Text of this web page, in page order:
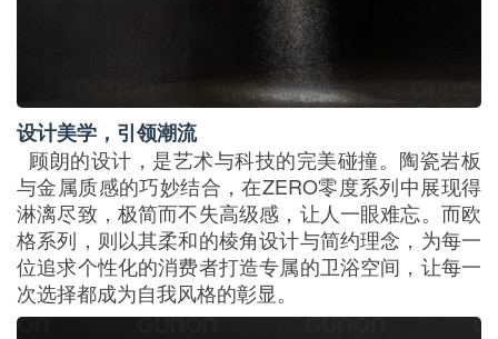
设计美学，引领潮流
顾朗的设计，是艺术与科技的完美碰撞。陶瓷岩板
与金属质感的巧妙结合，在ZERO零度系列中展现得
淋漓尽致，极简而不失高级感，让人一眼难忘。而欧
格系列，则以其柔和的棱角设计与简约理念，为每一
位追求个性化的消费者打造专属的卫浴空间，让每一
次选择都成为自我风格的彰显。